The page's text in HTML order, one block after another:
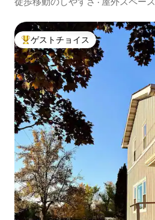
大好評のゲストチョイスです。
ゲストチョイス